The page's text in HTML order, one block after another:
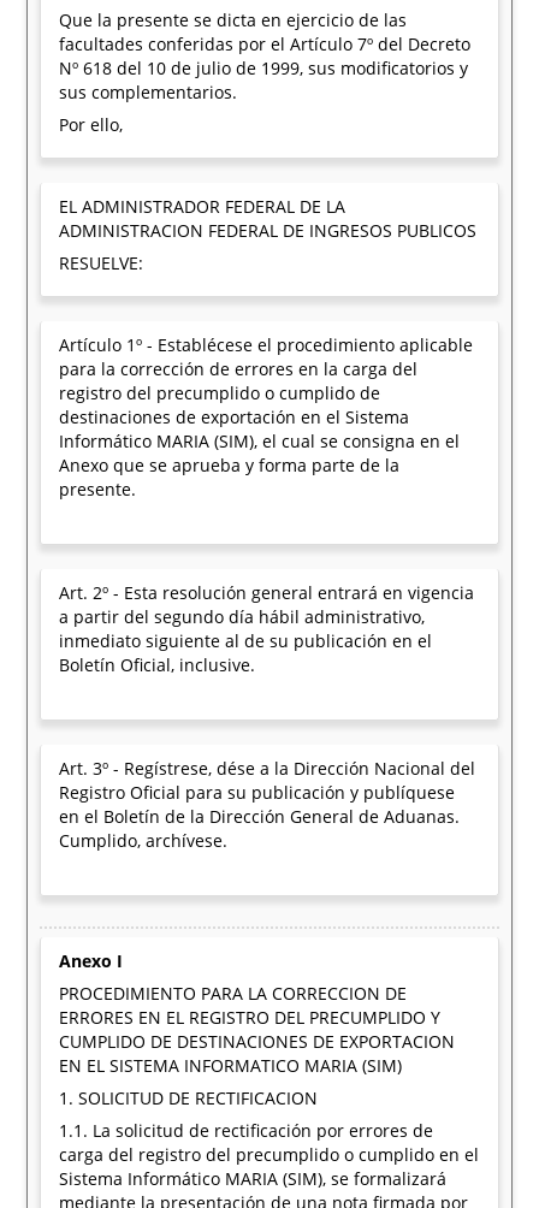
Que la presente se dicta en ejercicio de las
facultades conferidas por el Artículo 7º del Decreto
Nº 618 del 10 de julio de 1999, sus modificatorios y
sus complementarios.
Por ello,
EL ADMINISTRADOR FEDERAL DE LA
ADMINISTRACION FEDERAL DE INGRESOS PUBLICOS
RESUELVE:
Artículo 1º - Establécese el procedimiento aplicable
para la corrección de errores en la carga del
registro del precumplido o cumplido de
destinaciones de exportación en el Sistema
Informático MARIA (SIM), el cual se consigna en el
Anexo que se aprueba y forma parte de la
presente.
Art. 2º - Esta resolución general entrará en vigencia
a partir del segundo día hábil administrativo,
inmediato siguiente al de su publicación en el
Boletín Oficial, inclusive.
Art. 3º - Regístrese, dése a la Dirección Nacional del
Registro Oficial para su publicación y publíquese
en el Boletín de la Dirección General de Aduanas.
Cumplido, archívese.
Anexo I
PROCEDIMIENTO PARA LA CORRECCION DE
ERRORES EN EL REGISTRO DEL PRECUMPLIDO Y
CUMPLIDO DE DESTINACIONES DE EXPORTACION
EN EL SISTEMA INFORMATICO MARIA (SIM)
1. SOLICITUD DE RECTIFICACION
1.1. La solicitud de rectificación por errores de
carga del registro del precumplido o cumplido en el
Sistema Informático MARIA (SIM), se formalizará
mediante la presentación de una nota firmada por